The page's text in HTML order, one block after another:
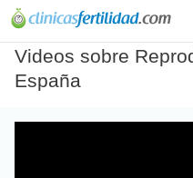
Videos sobre
España